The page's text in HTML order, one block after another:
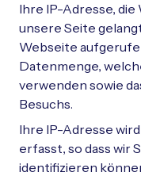
Ihre IP-Adresse,
unsere Seite
Webseite
Datenmenge,
verwenden sowie
Besuchs.
Ihre IP-Adresse
erfasst, so dass wir
identifizieren